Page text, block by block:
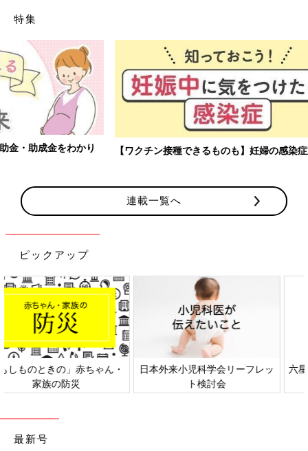
特集
【ワクチン接種できるものも】妊婦の感染症対策、知っておいて！
連載一覧へ
ピックアップ
日本外来小児科学会リーフレッ
ト検討会
六星占術 細木かおりさんの人生
相談
最新号